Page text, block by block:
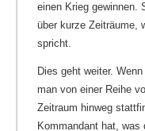
einen Krieg gewinnen.
über kurze Zeiträume,
spricht.
Dies geht weiter.
man von einer Reihe
Zeitraum hinweg
Kommandant hat,